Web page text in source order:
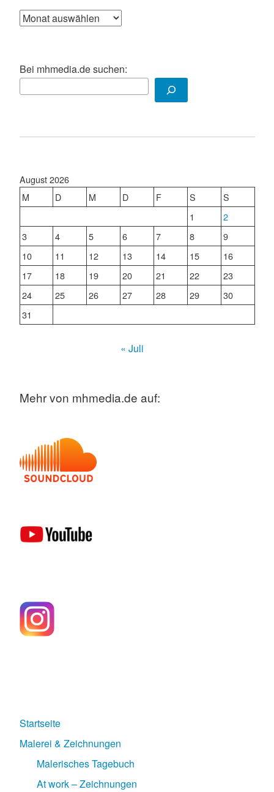
Archiv
Bei mhmedia.de suchen:
August 2026
M
D M D F S
S
1
2
3
4 5 6 7 8
9
10
11 12 13 14 15
16
17
18 19 20 21 22
23
24
25 26 27 28 29
30
31
« Juli
Mehr von mhmedia.de auf:
Startseite
Malerei & Zeichnungen
Malerisches Tagebuch
At work – Zeichnungen